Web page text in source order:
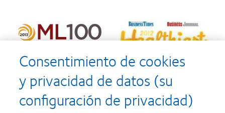
Consentimiento de cookies
y privacidad de datos (su
configuración de privacidad)